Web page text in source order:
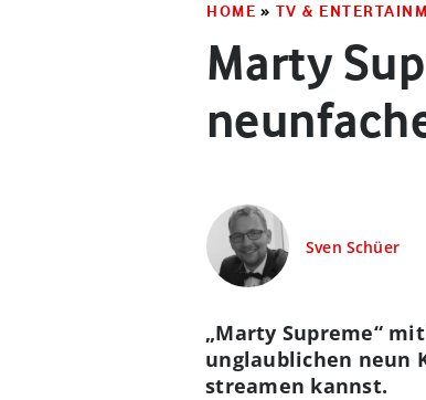
HOME » TV &
Marty
Sven Schüer
„Marty Supreme“
unglaublichen neun
streamen kannst.